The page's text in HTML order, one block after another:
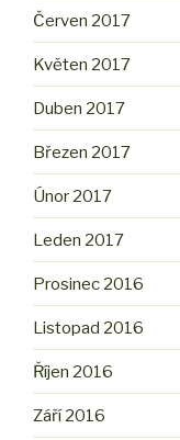
Červen 2017
Květen 2017
Duben 2017
Březen 2017
Únor 2017
Leden 2017
Prosinec 2016
Listopad 2016
Říjen 2016
Září 2016